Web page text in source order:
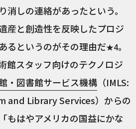
消しの連絡があったという。
産と創造性を反映したプロジ
るというのがその理由だ★4。
館スタッフ向けのテクノロジ
・図書館サービス機構 （IMLS:
and Library Services）からの
もはやアメリカの国益にかな